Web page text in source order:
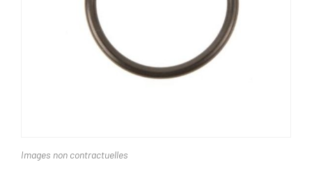
Images non contractuelles